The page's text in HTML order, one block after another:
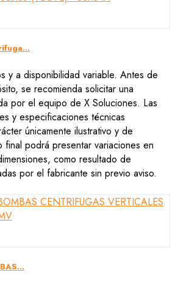
y a disponibilidad variable. Antes de
se recomienda solicitar una
por el equipo de X Soluciones. Las
y especificaciones técnicas
únicamente ilustrativo y de
podrá presentar variaciones en
como resultado de
por el fabricante sin previo aviso.